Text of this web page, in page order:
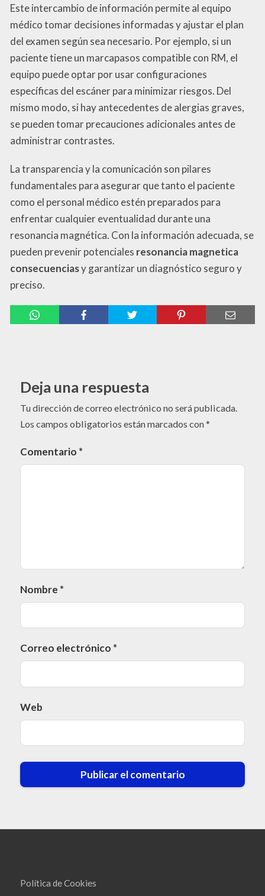
Este intercambio de información permite al equipo
médico tomar decisiones informadas y ajustar el plan
del examen según sea necesario. Por ejemplo, si un
paciente tiene un marcapasos compatible con RM, el
equipo puede optar por usar configuraciones
específicas del escáner para minimizar riesgos. Del
mismo modo, si hay antecedentes de alergias graves,
se pueden tomar precauciones adicionales antes de
administrar contrastes.
La transparencia y la comunicación son pilares
fundamentales para asegurar que tanto el paciente
como el personal médico estén preparados para
enfrentar cualquier eventualidad durante una
resonancia magnética. Con la información adecuada, se
pueden prevenir potenciales resonancia magnetica
consecuenciasy garantizar un diagnóstico seguro y
preciso.
Deja una respuesta
Tu dirección de correo electrónico no será publicada.
Los campos obligatorios están marcados con*
Comentario *
Nombre *
Correo electrónico *
Web
Política de Cookies